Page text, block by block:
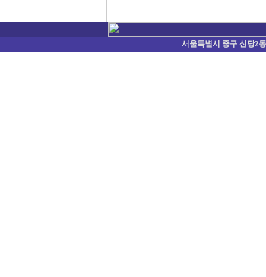
서울특별시 중구 신당2